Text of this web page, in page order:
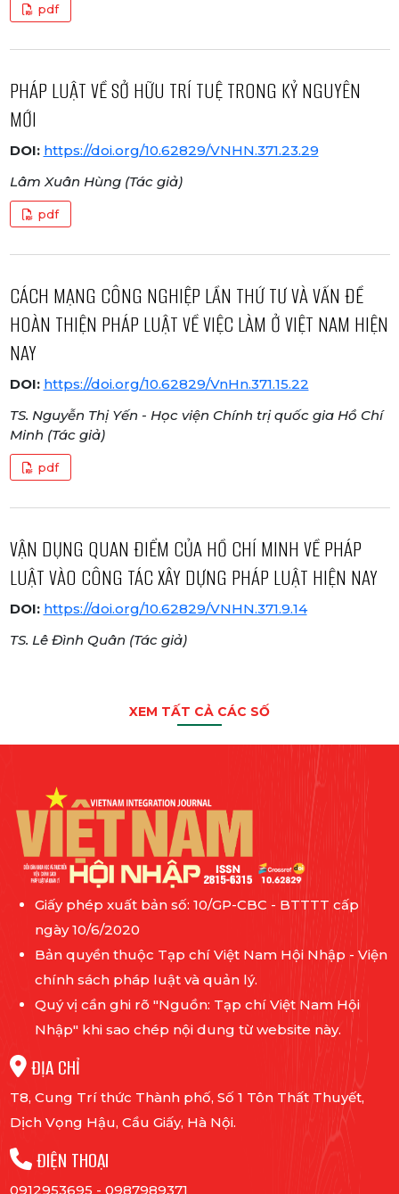
pdf
PHÁP LUẬT VỀ SỞ HỮU TRÍ TUỆ TRONG KỶ NGUYÊN
MỚI
DOI: https://doi.org/10.62829/VNHN.371.23.29
Lâm Xuân Hùng (Tác giả)
pdf
CÁCH MẠNG CÔNG NGHIỆP LẦN THỨ TƯ VÀ VẤN ĐỀ
HOÀN THIỆN PHÁP LUẬT VỀ VIỆC LÀM Ở VIỆT NAM HIỆN
NAY
DOI: https://doi.org/10.62829/VnHn.371.15.22
TS. Nguyễn Thị Yến - Học viện Chính trị quốc gia Hồ Chí
Minh (Tác giả)
pdf
VẬN DỤNG QUAN ĐIỂM CỦA HỒ CHÍ MINH VỀ PHÁP
LUẬT VÀO CÔNG TÁC XÂY DỰNG PHÁP LUẬT HIỆN NAY
DOI: https://doi.org/10.62829/VNHN.371.9.14
TS. Lê Đình Quân (Tác giả)
XEM TẤT CẢ CÁC SỐ
Giấy phép xuất bản số: 10/GP-CBC - BTTTT cấp
ngày 10/6/2020
Bản quyền thuộc Tạp chí Việt Nam Hội Nhập - Viện
chính sách pháp luật và quản lý.
Quý vị cần ghi rõ "Nguồn: Tạp chí Việt Nam Hội
Nhập" khi sao chép nội dung từ website này.
ĐỊA CHỈ
T8, Cung Trí thức Thành phố, Số 1 Tôn Thất Thuyết,
Dịch Vọng Hậu, Cầu Giấy, Hà Nội.
ĐIỆN THOẠI
0912953695 - 0987989371